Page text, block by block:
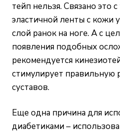
тейп нельзя. Связано это
эластичной ленты с кожи
слой ранок на ноге. А с
появления подобных
рекомендуется
стимулирует
суставов.
Еще одна причина для
диабетиками –